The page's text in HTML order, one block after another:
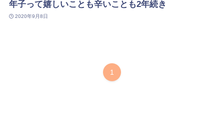
年子って嬉しいことも辛いことも2年続き
2020年9月8日
1